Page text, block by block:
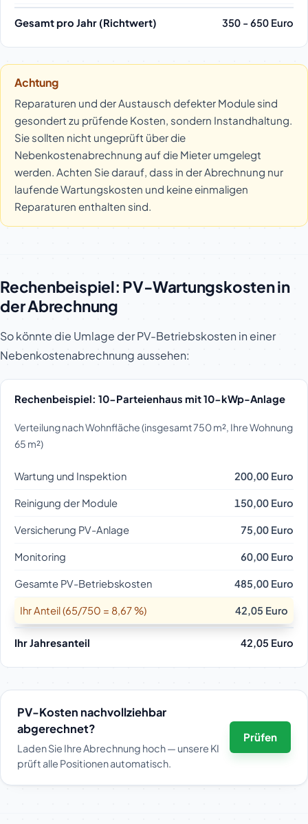
Gesamt pro Jahr (Richtwert) 350 - 650 Euro
Achtung
Reparaturen und der Austausch defekter Module sind
gesondert zu prüfende Kosten, sondern Instandhaltung.
Sie sollten nicht ungeprüft über die
Nebenkostenabrechnung auf die Mieter umgelegt
werden. Achten Sie darauf, dass in der Abrechnung nur
laufende Wartungskosten und keine einmaligen
Reparaturen enthalten sind.
Rechenbeispiel: PV-Wartungskosten in
der Abrechnung
So könnte die Umlage der PV-Betriebskosten in einer
Nebenkostenabrechnung aussehen:
Rechenbeispiel: 10-Parteienhaus mit 10-kWp-Anlage
Verteilung nach Wohnfläche (insgesamt 750 m², Ihre Wohnung
65 m²)
Wartung und Inspektion 200,00 Euro
Reinigung der Module 150,00 Euro
Versicherung PV-Anlage 75,00 Euro
Monitoring 60,00 Euro
Gesamte PV-Betriebskosten 485,00 Euro
Ihr Anteil (65/750 = 8,67 %) 42,05 Euro
Ihr Jahresanteil 42,05 Euro
PV-Kosten nachvollziehbar
abgerechnet?
Laden Sie Ihre Abrechnung hoch — unsere KI
prüft alle Positionen automatisch.
Prüfen